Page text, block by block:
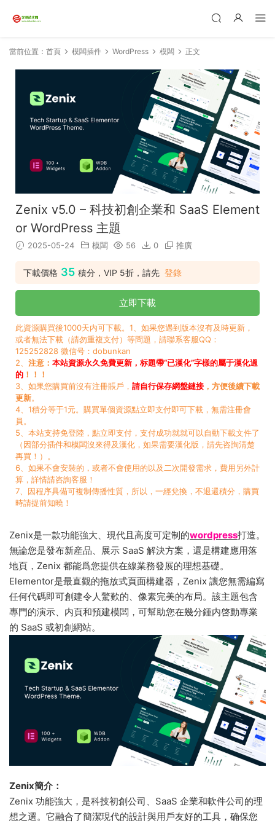
當前位置： 首頁 模闆插件 WordPress 模闆 正文
Zenix v5.0 – 科技初創企業和 SaaS Element
or WordPress 主題
2025-05-24 模闆 56 0 推廣
下載價格 35 積分，VIP 5折，請先 登錄
立即下載
此資源購買後1000天内可下載。1、如果您遇到版本沒有及時更新，
或者無法下載（請勿重複支付）等問題，請聯系客服QQ：
125252828 微信号：dobunkan
2、 注意： 本站資源永久免費更新，标題帶“已漢化”字樣的屬于漢化過
的 ！！！
3、如果您購買前沒有注冊賬戶， 請自行保存網盤鏈接 ，方便後續下載
更新。
4、1積分等于1元。購買單個資源點立即支付即可下載，無需注冊會
員。
5、本站支持免登陸，點立即支付，支付成功就就可以自動下載文件了
（因部分插件和模闆沒來得及漢化，如果需要漢化版，請先咨詢清楚
再買！）。
6、如果不會安裝的，或者不會使用的以及二次開發需求，費用另外計
算，詳情請咨詢客服！
7、因程序具備可複制傳播性質，所以，一經兌換，不退還積分，購買
時請提前知曉！
Zenix是一款功能強大、現代且高度可定制的wordpress打造。
無論您是發布新産品、展示 SaaS 解決方案，還是構建應用落
地頁，Zenix 都能爲您提供在線業務發展的理想基礎。
Elementor是最直觀的拖放式頁面構建器，Zenix 讓您無需編寫
任何代碼即可創建令人驚歎的、像素完美的布局。該主題包含
專門的演示、内頁和預建模闆，可幫助您在幾分鍾内啓動專業
的 SaaS 或初創網站。
Zenix簡介：
Zenix 功能強大，是科技初創公司、SaaS 企業和軟件公司的理
想之選。它融合了簡潔現代的設計與用戶友好的工具，确保您